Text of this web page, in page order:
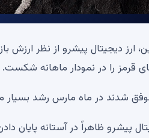
ارز دیجیتال پیشرو از نظر ارزش
قرمز را در نمودار ماهانه شکست.
ماه مارس رشد بسیار ملایمی به میزان 1.84 درصد داشته باشند و در نتیجه